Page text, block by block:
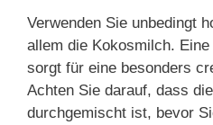
Verwenden Sie unbedingt
allem die Kokosmilch.
sorgt für eine besonders
Achten Sie darauf, dass
durchgemischt ist, bevor